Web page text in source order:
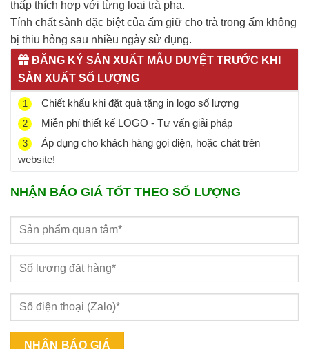
thấp thích hợp với từng loại trà pha.
Tính chất sành đặc biệt của ấm giữ cho trà trong ấm không
bị thiu hỏng sau nhiều ngày sử dụng.
ĐĂNG KÝ SẢN XUẤT MẪU DUYỆT TRƯỚC KHI
SẢN XUẤT SỐ LƯỢNG
1 Chiết khấu khi đặt quà tặng in logo số lượng
2 Miễn phí thiết kế LOGO - Tư vấn giải pháp
3
Áp dụng cho khách hàng gọi điện, hoặc chát trên
website!
NHẬN BÁO GIÁ TỐT THEO SỐ LƯỢNG